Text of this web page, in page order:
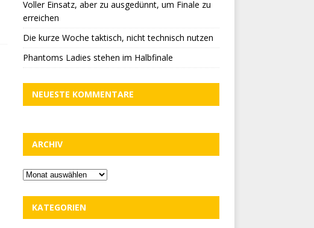
Voller Einsatz, aber zu ausgedünnt, um Finale zu
erreichen
Die kurze Woche taktisch, nicht technisch nutzen
Phantoms Ladies stehen im Halbfinale
NEUESTE KOMMENTARE
ARCHIV
KATEGORIEN